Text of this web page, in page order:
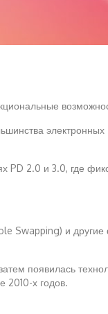
электронных
PD 2.0 и 3.0, где
Swapping) и
появилась
2010-х годов.